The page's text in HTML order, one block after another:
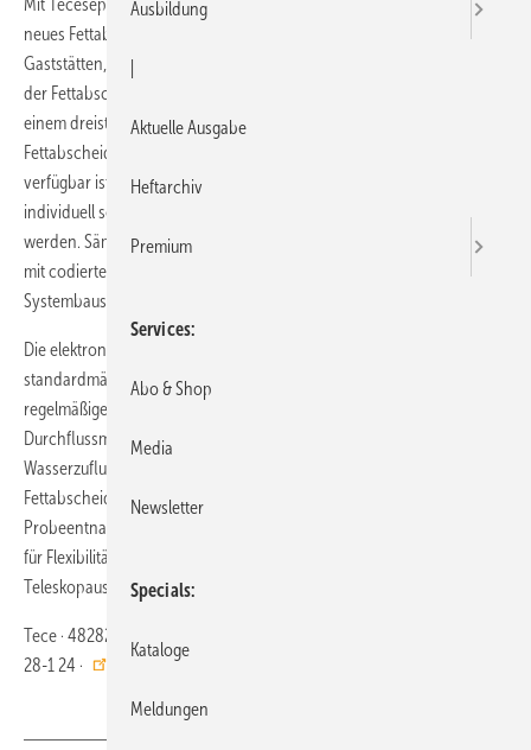
Mit Tecesepa S stellt der Münsterländer Haustechnikanbieter Tece ein
neues Fettabscheider-Sortiment als platzsparende Lösung für
Gaststätten, Hotels und Großküchen. vor. Mit nur 80 cm Breite passt
der Fettabscheider durch nahezu ­jede Tür. Das Programm basiert auf
einem dreistufigen Baukastensystem. Die erste Stufe besteht aus dem
Fettabscheider-Grundkörper, der in den Größen NS 2 bis NS 10
verfügbar ist. Hinzu kommen verschiedene Erweiterungsmodule, die
individuell sowie in zwei praxisorientierten Paketen zusammengestellt
werden. Sämtliche elektrischen Komponenten werden steckerfertig
mit codierten Steckern ausgeliefert. Das Zubehör ist der dritte
Systembaustein, wozu die Probeentnahmeeinrichtungen gehören.
Die elektronischen Steuerungen für die Reinigungspakete verfügen
standardmäßig über ein Programm zur Hygienespülung, bei dem in
regelmäßigen Abständen das Ventil der Fülleinheit geöffnet wird. Ein
Durchflussmengenregler sorgt für kontinuierlich gleichen
Wasserzufluss – unabhängig vom Druck der Hauswasserleitung. Der
Fettabscheider-Grundkörper eignet sich auch für den Erdeinbau. Eine
Probeentnahmeeinrichtung sowie passende Teleskopaufsätze sorgen
für Flexibilität. Eine spezielle integrierte Montagehilfe hält den
Teleskopauszug beim Erdeinbau auf Maß.
Tece · 48282 Emsdetten · Telefon (0 25 72) 9 28-0 · Telefax (0 25 72) 9
28-1 24 ·
https://www.tece.com/de
Ausbildung
Aktuelle Ausgabe
Heftarchiv
Premium
Services
Abo & Shop
Media
Newsletter
Specials
Kataloge
Meldungen